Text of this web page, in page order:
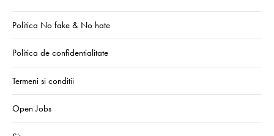
Politica No fake & No hate
Politica de confidentialitate
Termeni si conditii
Open Jobs